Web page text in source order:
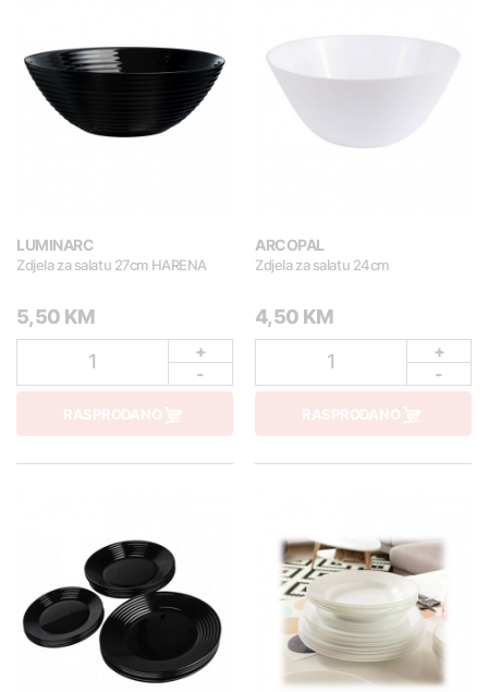
LUMINARC
Zdjela za salatu 27cm HARENA
5,50 KM
1
+
-
RASPRODANO
ARCOPAL
Zdjela za salatu 24cm
4,50 KM
1
+
-
RASPRODANO